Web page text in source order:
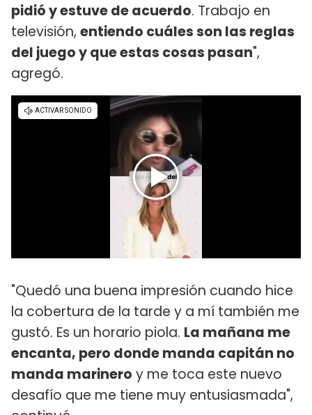
pidió y estuve de acuerdo. Trabajo en
televisión, entiendo cuáles son las reglas
del juego y que estas cosas pasan",
agregó.
"Quedó una buena impresión cuando hice
la cobertura de la tarde y a mí también me
gustó. Es un horario piola. La mañana me
encanta, pero donde manda capitán no
manda marinero y me toca este nuevo
desafío que me tiene muy entusiasmada",